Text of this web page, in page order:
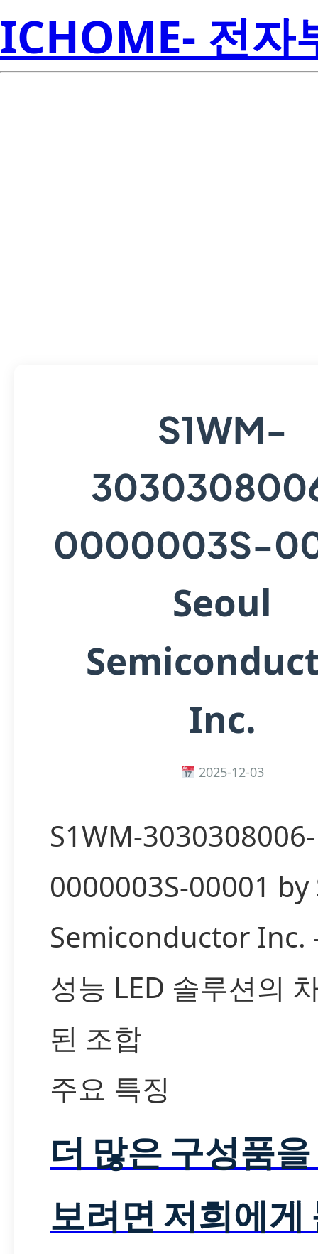
ICHOME- 전자
S1WM-
0000003S-
Seoul
Inc.
2025-12-03
S1WM-3030308006-
0000003S-00001 by
Semiconductor
성능 LED 솔루션의
된 조합
주요 특징
더 많은 구성품
보려면 저희에게